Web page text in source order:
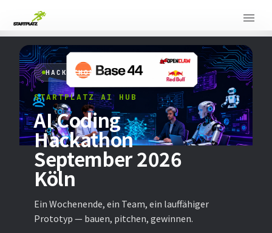
HACKATHON
STARTPLATZ AI HUB
AI Coding
Hackathon
September 2026
Köln
Ein Wochenende, ein Team, ein lauffähiger
Prototyp — bauen, pitchen, gewinnen.